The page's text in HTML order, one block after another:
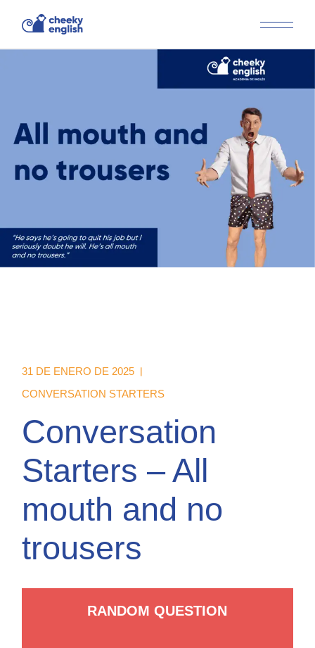
31 DE ENERO DE 2025
CONVERSATION STARTERS
Conversation
Starters – All
mouth and no
trousers
RANDOM QUESTION